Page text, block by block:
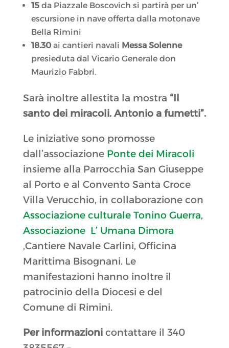
15da Piazzale Boscovich si partirà per un’
escursione in nave offerta dalla motonave
Bella Rimini
18.30ai cantieri navali Messa Solenne
presieduta dal Vicario Generale don
Maurizio Fabbri.
Sarà inoltre allestita la mostra “Il
santo dei miracoli. Antonio a fumetti”.
Le iniziative sono promosse
dall’associazione Ponte dei Miracoli
insieme alla Parrocchia San Giuseppe
al Porto e al Convento Santa Croce
Villa Verucchio, in collaborazione con
Associazione culturale Tonino Guerra,
Associazione L’ Umana Dimora
,Cantiere Navale Carlini, Officina
Marittima Bisognani. Le
manifestazioni hanno inoltre il
patrocinio della Diocesi e del
Comune di Rimini.
Per informazioni contattare il 340